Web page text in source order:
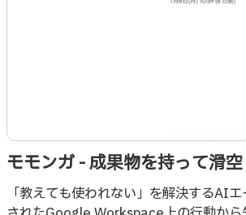
モモンガ - 成果物を持って滑
節介な能動介入型AIエージェ
「教えても使われない」を解決するAI